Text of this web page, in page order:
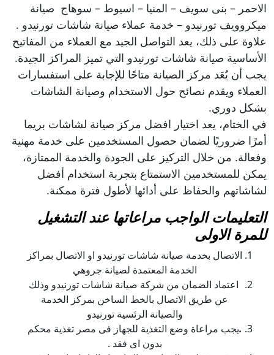
الاحمر – بنى سويف – المنيا – اسيوط – سوهاج صيانة
ميكروويف تورنيدو – خدمة عملاء صيانة شاشات تورنيدو .
علاوة على ذلك، يعد التواصل الجيد مع العملاء من المفاتيح
الأساسية صيانة شاشات تورنيدو التي تميز المراكز الجيدة.
يجب أن يُعَد مركز الصيانة متاحًا للإجابة على استفسارات
العملاء ويقدم نصائح حول الاستخدام وصيانة الشاشات
بشكل دوري.
في الختام، يعد اختيار افضل مركز صيانة لشاشات بريما
أمرًا ضروريًا لضمان حصول المستخدمين على خدمة مهنية
وفعالة. من خلال التركيز على الجودة والخدمة الممتازة،
يمكن للمستخدمين الاستمتاع بتجربة استخدام أفضل
لشاشاتهم والحفاظ على أدائها لأطول فترة ممكنة.
التعليمات الواجب مراعاتها عند التشغيل
للمرة الاولى
الاتصال بخدمة صيانة شاشات تورنيدو او الاتصال بمراكز
الخدمة المعتمدة لصيانة جروهي
اعتماد الضمان من شركة صيانة شاشات تورنيدو وذلك
عن طريق الاتصال بالخط الساخن بمركز الخدمة
والصيانة الرئسية تورنيدو
.يجب مراعاة وضع التغذية للجهاز فى مصر تغذية محكم
بدون اى فقد .